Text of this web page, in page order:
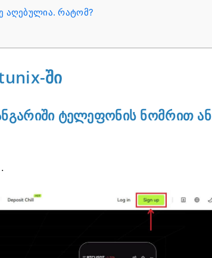
აღებულია. რატომ?
ში
ტელეფონის ნომრით ან